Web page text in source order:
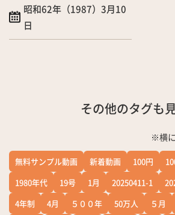
昭和62年（1987）3月10
日
その他のタグも
※横
無料サンプル動画 新着動画 100円
1980年代
19号 1月 20250411-1
4年制
4月 ５００年 50万人 ５月